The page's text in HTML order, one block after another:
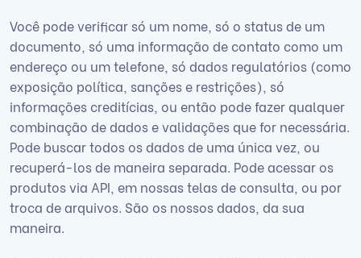
Você pode verificar só um nome, só o status de um
documento, só uma informação de contato como um
endereço ou um telefone, só dados regulatórios (como
exposição política, sanções e restrições), só
informações creditícias, ou então pode fazer qualquer
combinação de dados e validações que for necessária.
Pode buscar todos os dados de uma única vez, ou
recuperá-los de maneira separada. Pode acessar os
produtos via API, em nossas telas de consulta, ou por
troca de arquivos. São os nossos dados, da sua
maneira.